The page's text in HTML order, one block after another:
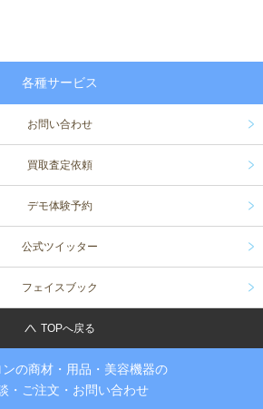
各種サービス
お問い合わせ
買取査定依頼
デモ体験予約
公式ツイッター
フェイスブック
TOPへ戻る
ンの商材・用品・美容機器の
・ご注文・お問い合わせ